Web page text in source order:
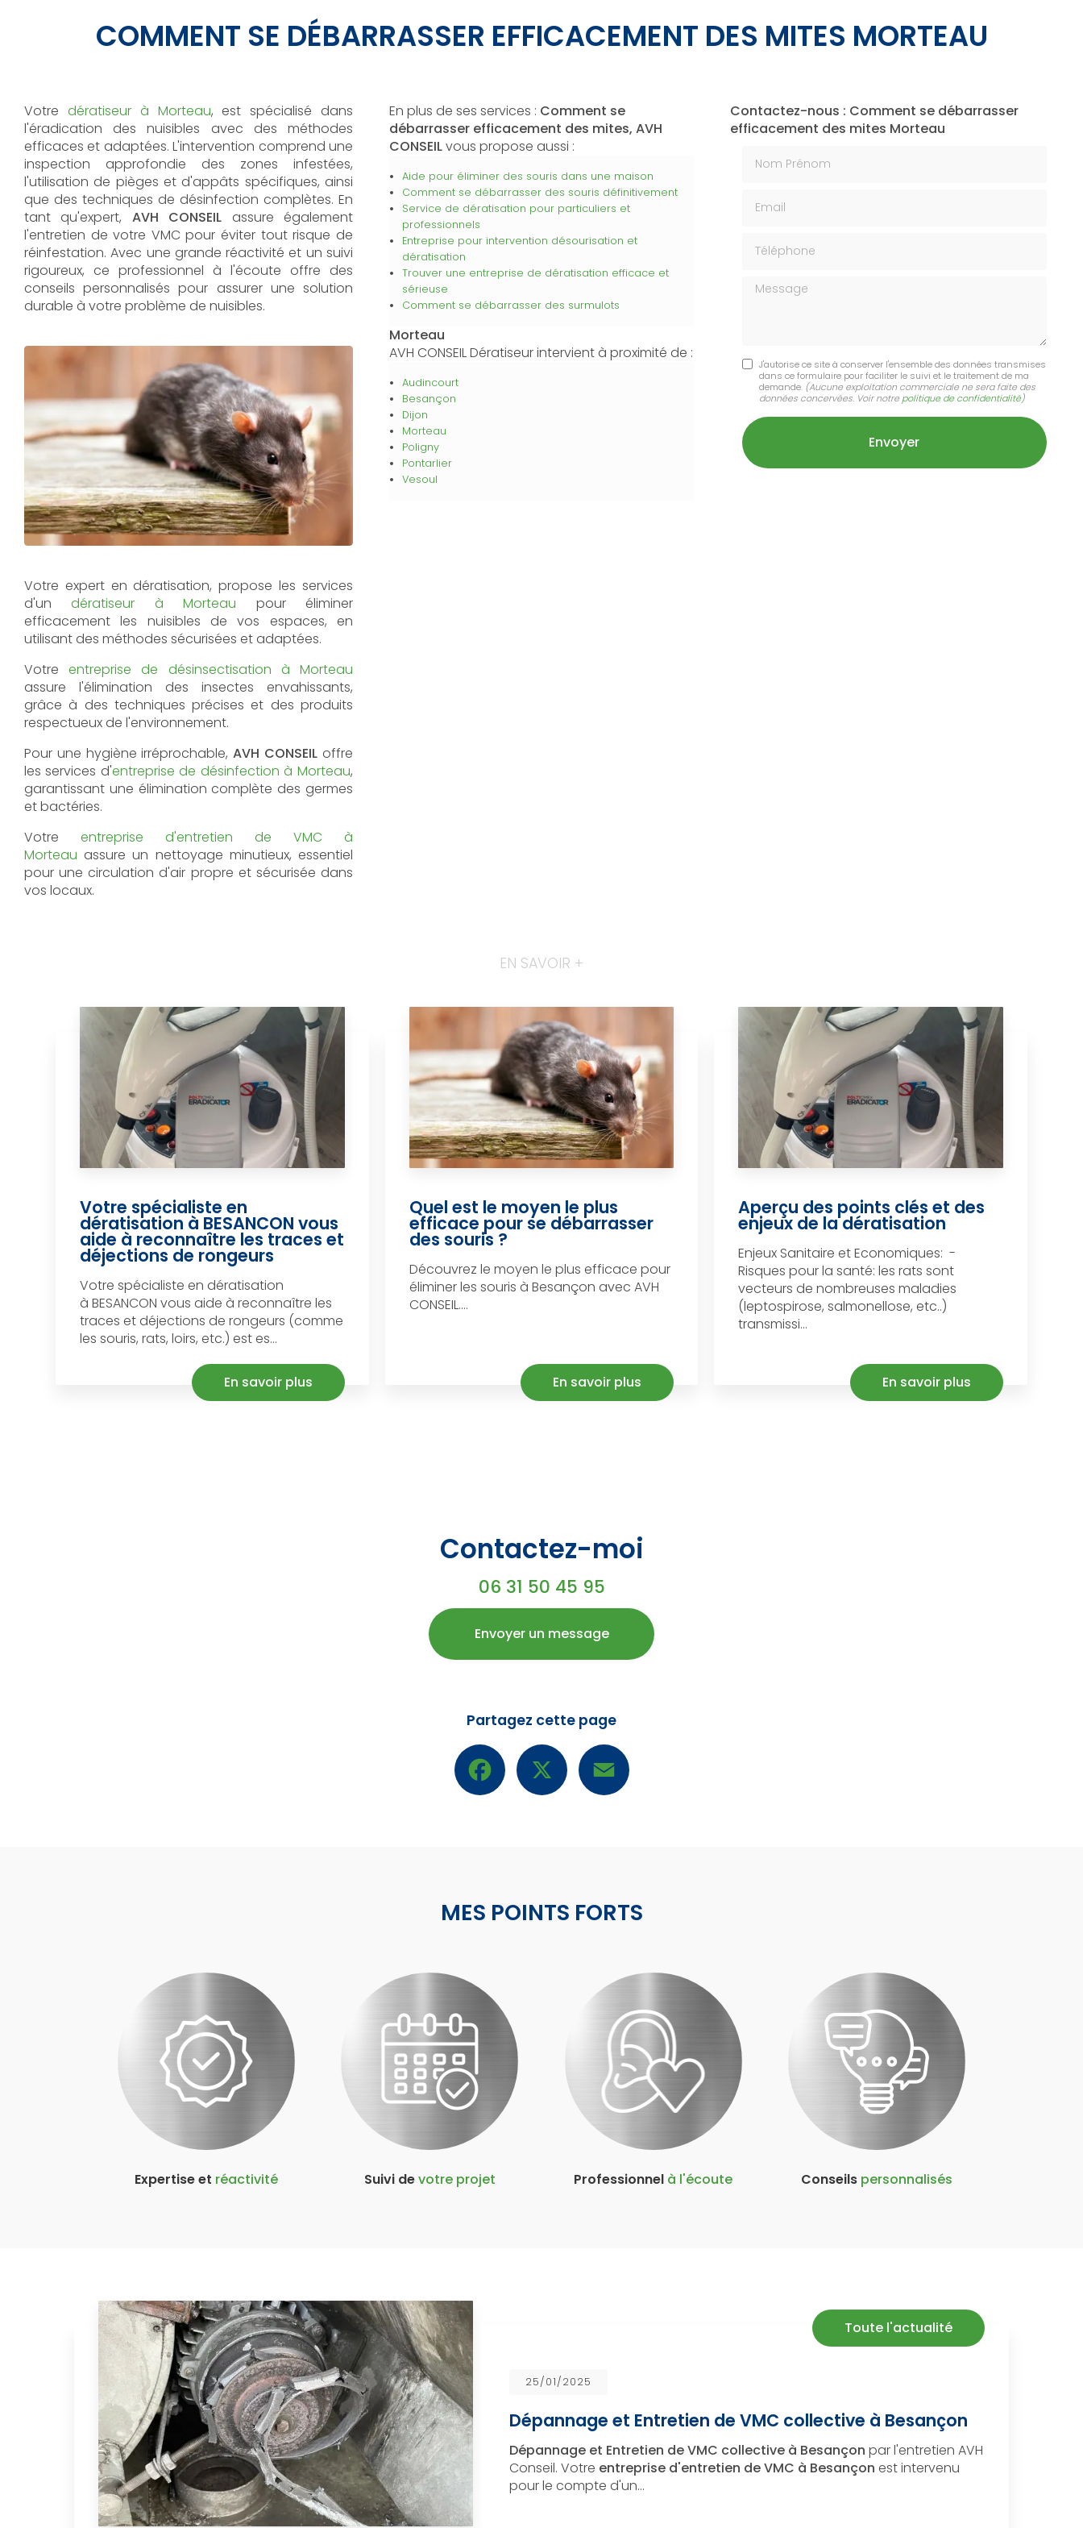
COMMENT SE DÉBARRASSER EFFICACEMENT DES MITES MORTEAU
Votre dératiseur à Morteau, est spécialisé dans
l'éradication des nuisibles avec des méthodes
efficaces et adaptées. L'intervention comprend une
inspection approfondie des zones infestées,
l'utilisation de pièges et d'appâts spécifiques, ainsi
que des techniques de désinfection complètes. En
tant qu'expert, AVH CONSEIL assure également
l'entretien de votre VMC pour éviter tout risque de
réinfestation. Avec une grande réactivité et un suivi
rigoureux, ce professionnel à l'écoute offre des
conseils personnalisés pour assurer une solution
durable à votre problème de nuisibles.
Votre expert en dératisation, propose les services
d'undératiseur à Morteau pour éliminer
efficacement les nuisibles de vos espaces, en
utilisant des méthodes sécurisées et adaptées.
Votreentreprise de désinsectisation à Morteau
assure l'élimination des insectes envahissants,
grâce à des techniques précises et des produits
respectueux de l'environnement.
Pour une hygiène irréprochable,AVH CONSEIL offre
les services d'entreprise de désinfection à Morteau,
garantissant une élimination complète des germes
et bactéries.
Votre entreprise d'entretien de VMC à
Morteau assure un nettoyage minutieux, essentiel
pour une circulation d'air propre et sécurisée dans
vos locaux.
En plus de ses services : Comment se
débarrasser efficacement des mites, AVH
CONSEILvous propose aussi :
Aide pour éliminer des souris dans une maison
Comment se débarrasser des souris définitivement
Service de dératisation pour particuliers et
professionnels
Entreprise pour intervention désourisation et
dératisation
Trouver une entreprise de dératisation efficace et
sérieuse
Comment se débarrasser des surmulots
Morteau
AVH CONSEIL Dératiseur intervient à proximité de :
Audincourt
Besançon
Dijon
Morteau
Poligny
Pontarlier
Vesoul
Contactez-nous : Comment se débarrasser
efficacement des mites Morteau
Message
J'autorise ce site à conserver l'ensemble des données transmises
dans ce formulaire pour faciliter le suivi et le traitement de ma
demande. (Aucune exploitation commerciale ne sera faite des
données concervées. Voir notre politique de confidentialité)
EN SAVOIR +
Votre spécialiste en
dératisation à BESANCON vous
aide à reconnaître les traces et
déjections de rongeurs
Votre spécialiste en dératisation
à BESANCON vous aide à reconnaître les
traces et déjections de rongeurs (comme
les souris, rats, loirs, etc.) est es...
En savoir plus
Quel est le moyen le plus
efficace pour se débarrasser
des souris ?
Découvrez le moyen le plus efficace pour
éliminer les souris à Besançon avec AVH
CONSEIL....
En savoir plus
Aperçu des points clés et des
enjeux de la dératisation
Enjeux Sanitaire et Economiques: -
Risques pour la santé: les rats sont
vecteurs de nombreuses maladies
(leptospirose, salmonellose, etc..)
transmissi...
En savoir plus
Contactez-moi
06 31 50 45 95
Envoyer un message
Partagez cette page
Facebook
MES POINTS FORTS
Expertise et réactivité Suivi devotre projet Professionnel à l'écoute Conseils personnalisés
25/01/2025
Dépannage et Entretien de VMC collective à Besançon
Dépannage et Entretien de VMC collective à Besançon par l'entretien AVH
Conseil. Votre entreprise d'entretien de VMC à Besançon est intervenu
pour le compte d'un…
Toute l'actualité